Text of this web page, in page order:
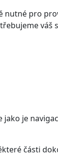
pro
váš
je
části